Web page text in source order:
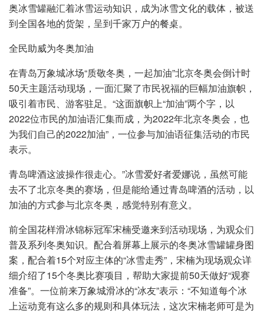
奥冰雪罐融汇着冰雪运动知识，成为冰雪文化的载体，被送
到全国各地的货架，呈到千家万户的餐桌。
全民助威为冬奥加油
在青岛万象城冰场“质敬冬奥，一起加油”北京冬奥会倒计时
50天主题活动现场，一面汇聚了市民祝福的巨幅加油旗帜，
吸引着市民、游客驻足。“这面旗帜上“加油”两个字，以
2022位市民的加油语汇集而成，为2022年北京冬奥会，也
为我们自己的2022加油”，一位参与加油语征集活动的市民
表示。
青岛啤酒这波操作很走心。”冰雪爱好者爱娜说，虽然可能
去不了北京冬奥的赛场，但是能给通过青岛啤酒的活动，以
加油的方式参与北京冬奥，感觉特别有意义。
前全国花样滑冰锦标冠军宋楠受邀来到活动现场，为观众们
普及系列冬奥知识。配合着屏幕上展示的冬奥冰雪罐罐身图
案，配合着15个对应主体的“冰雪走秀”，宋楠为现场观众详
细介绍了15个冬奥比赛项目，帮助大家提前50天做好“观赛
准备”。一位前来万象城滑冰的“冰友”表示：“不知道每个冰
上运动竟有这么多的规则和具体玩法，这次宋楠老师可是为